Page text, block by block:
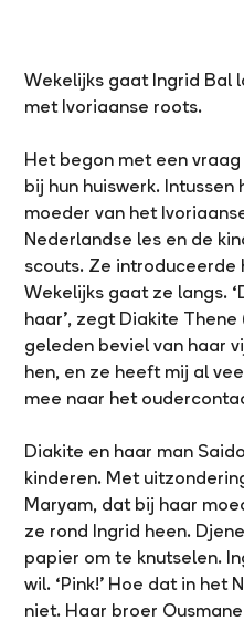
Wekelijks gaat Ingrid Bal
met Ivoriaanse roots.
Het begon met een
bij hun huiswerk.
moeder van het
Nederlandse les en de
scouts. Ze introduceerde
Wekelijks gaat ze langs.
haar’, zegt Diakite
geleden beviel van haar
hen, en ze heeft mij al
mee naar het
Diakite en haar man
kinderen. Met
Maryam, dat bij haar
ze rond Ingrid heen.
papier om te knutselen.
wil. ‘Pink!’ Hoe dat in
niet. Haar broer Ousmane